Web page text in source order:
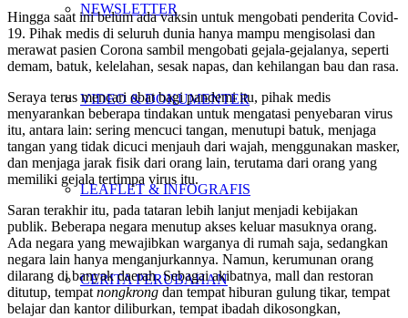
NEWSLETTER
VIDEO & DOKUMENTER
LEAFLET & INFOGRAFIS
CERITA PERUBAHAN
Hingga saat ini belum ada vaksin untuk mengobati penderita Covid-
19. Pihak medis di seluruh dunia hanya mampu mengisolasi dan
merawat pasien Corona sambil mengobati gejala-gejalanya, seperti
demam, batuk, kelelahan, sesak napas, dan kehilangan bau dan rasa.
Seraya terus mencari obat bagi pandemi itu, pihak medis
menyarankan beberapa tindakan untuk mengatasi penyebaran virus
itu, antara lain: sering mencuci tangan, menutupi batuk, menjaga
tangan yang tidak dicuci menjauh dari wajah, menggunakan masker,
dan menjaga jarak fisik dari orang lain, terutama dari orang yang
memiliki gejala tertimpa virus itu.
Saran terakhir itu, pada tataran lebih lanjut menjadi kebijakan
publik. Beberapa negara menutup akses keluar masuknya orang.
Ada negara yang mewajibkan warganya di rumah saja, sedangkan
negara lain hanya menganjurkannya. Namun, kerumunan orang
dilarang di banyak daerah. Sebagai akibatnya, mall dan restoran
ditutup, tempat nongkrong dan tempat hiburan gulung tikar, tempat
belajar dan kantor diliburkan, tempat ibadah dikosongkan,